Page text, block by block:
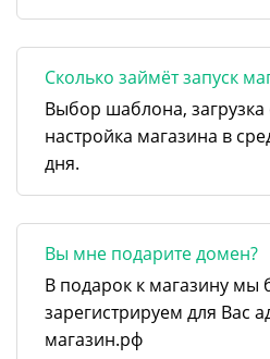
Сколько займёт запуск
Выбор шаблона,
настройка магазина в
дня.
Вы мне подарите домен?
В подарок к магазину мы
зарегистрируем для Вас
магазин.рф